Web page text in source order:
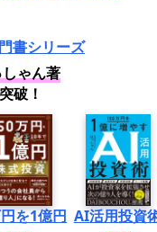
書シリーズ
ゃん著
破！
を1億円 AI活用投資